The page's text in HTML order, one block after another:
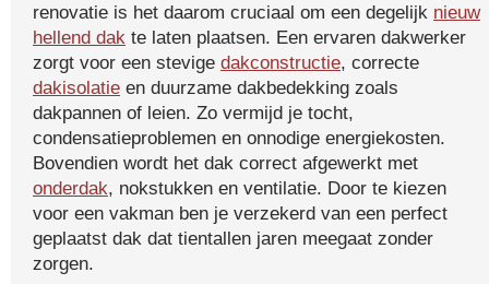
renovatie is het daarom cruciaal om een degelijk nieuw
hellend dak te laten plaatsen. Een ervaren dakwerker
zorgt voor een stevige dakconstructie, correcte
dakisolatie en duurzame dakbedekking zoals
dakpannen of leien. Zo vermijd je tocht,
condensatieproblemen en onnodige energiekosten.
Bovendien wordt het dak correct afgewerkt met
onderdak, nokstukken en ventilatie. Door te kiezen
voor een vakman ben je verzekerd van een perfect
geplaatst dak dat tientallen jaren meegaat zonder
zorgen.